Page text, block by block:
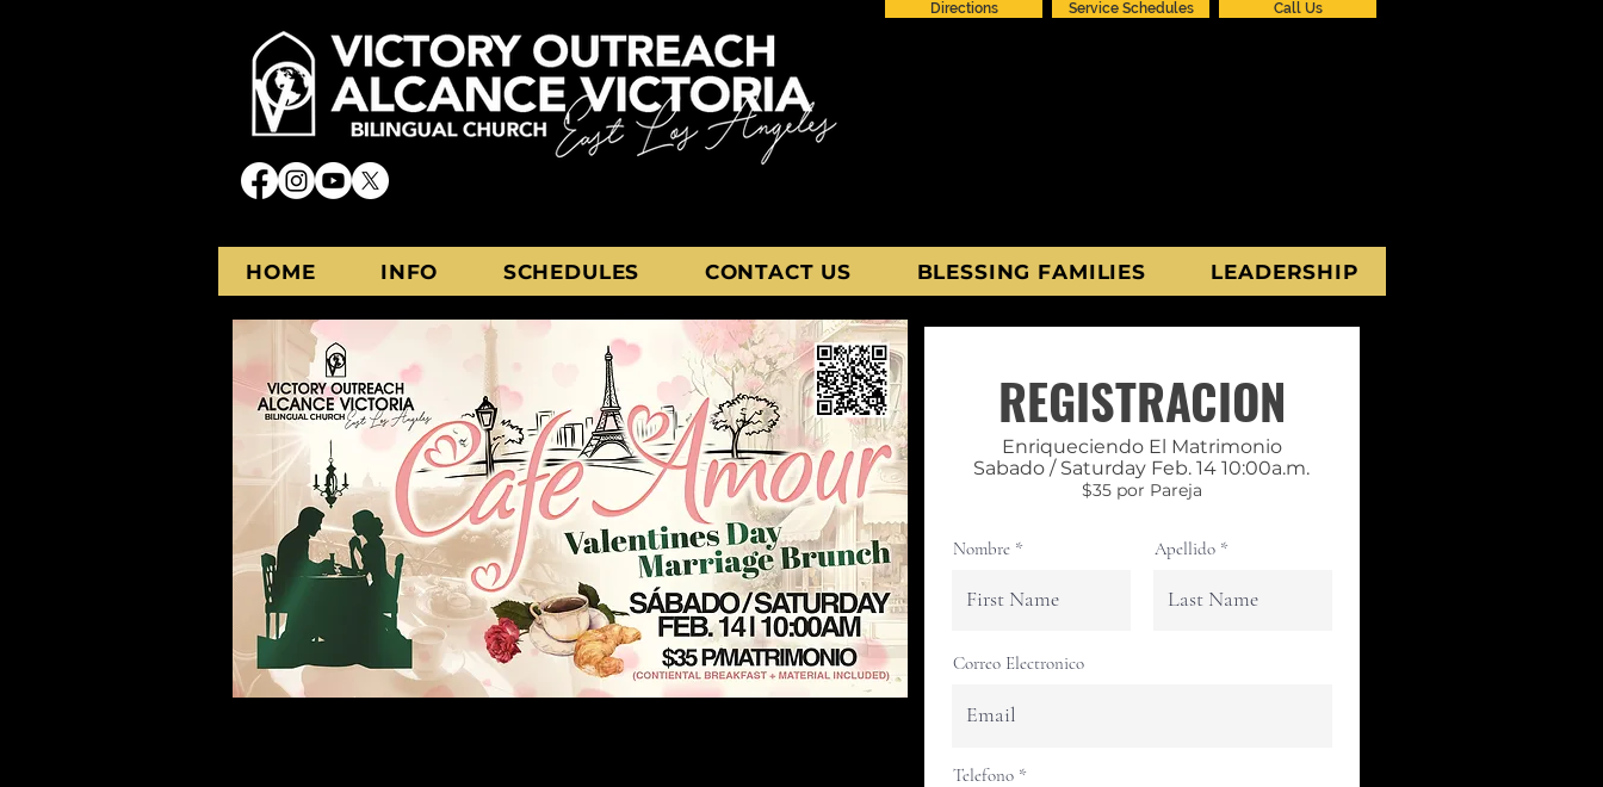
Directions Service Schedules Call Us
HOME INFO SCHEDULES CONTACT US BLESSING FAMILIES LEADERSHIP
REGISTRACION
Enriqueciendo El Matrimonio
Sabado / Saturday Feb. 14 10:00a.m.
$35 por Pareja
Nombre Apellido
Correo Electronico
Telefono